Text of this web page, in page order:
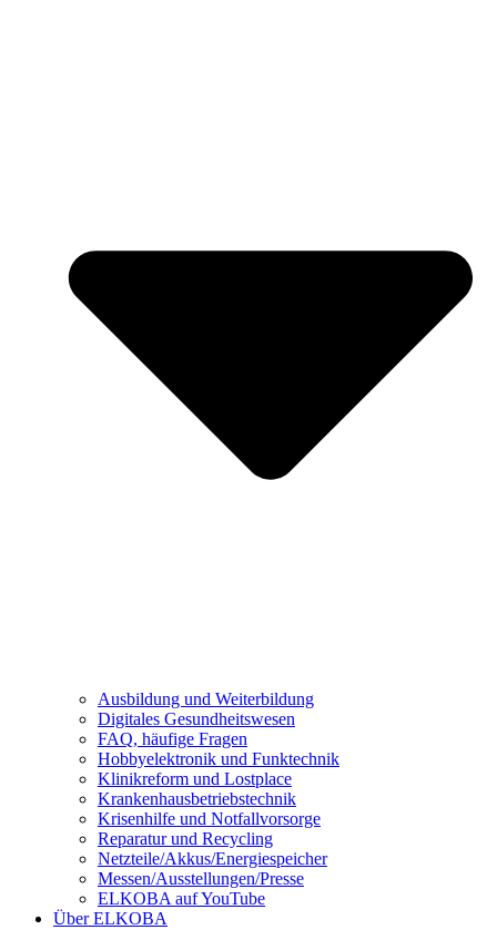
Ausbildung und Weiterbildung
Digitales Gesundheitswesen
FAQ, häufige Fragen
Hobbyelektronik und Funktechnik
Klinikreform und Lostplace
Krankenhausbetriebstechnik
Krisenhilfe und Notfallvorsorge
Reparatur und Recycling
Netzteile/Akkus/Energiespeicher
Messen/Ausstellungen/Presse
ELKOBA auf YouTube
Über ELKOBA